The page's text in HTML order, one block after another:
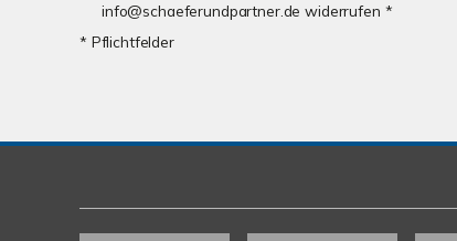
info@schaeferundpartner.de widerrufen *
* Pflichtfelder